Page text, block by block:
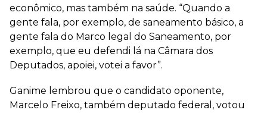
econômico, mas também na saúde. “Quando a
gente fala, por exemplo, de saneamento básico, a
gente fala do Marco legal do Saneamento, por
exemplo, que eu defendi lá na Câmara dos
Deputados, apoiei, votei a favor”.
Ganime lembrou que o candidato oponente,
Marcelo Freixo, também deputado federal, votou